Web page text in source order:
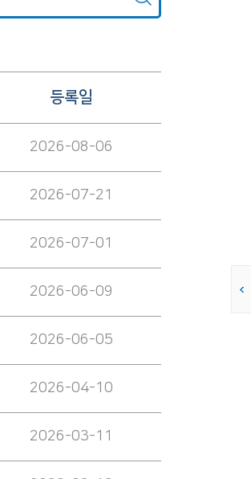
등록일
2026-08-06
2026-07-21
2026-07-01
2026-06-09
2026-06-05
2026-04-10
2026-03-11